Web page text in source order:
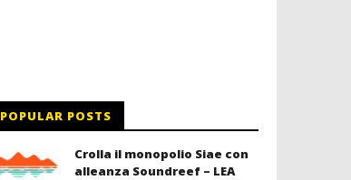
POPULAR POSTS
Crolla il monopolio Siae con
alleanza Soundreef – LEA